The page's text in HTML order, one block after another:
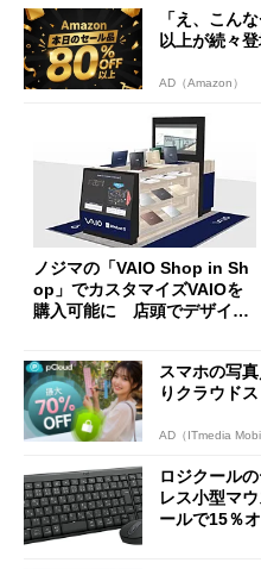
「え、こん
以上が続々
AD（Amazon）
ノジマの「VAIO Shop in Sh
op」でカスタマイズVAIOを
購入可能に 店頭でデザイン
スマホの写
りクラウド
AD（ITmedia
ロジクール
レス小型マ
ールで15％